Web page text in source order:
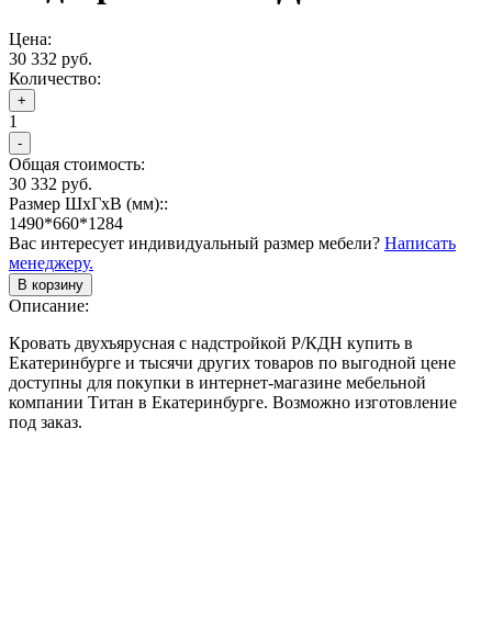
Цена:
30 332 руб.
Количество:
+
1
-
Общая стоимость:
30 332 руб.
Размер ШхГхВ (мм)::
1490*660*1284
Вас интересует индивидуальный размер мебели? Написать
менеджеру.
В корзину
Описание:
Кровать двухъярусная с надстройкой Р/КДН купить в
Екатеринбурге и тысячи других товаров по выгодной цене
доступны для покупки в интернет-магазине мебельной
компании Титан в Екатеринбурге. Возможно изготовление
под заказ.